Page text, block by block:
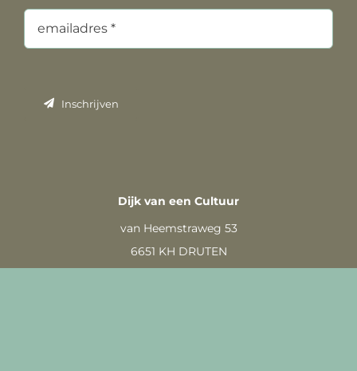
Inschrijven
Dijk van een Cultuur
van Heemstraweg 53
6651 KH DRUTEN